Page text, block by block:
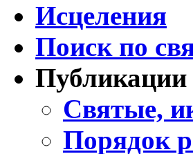
Исцеления
Поиск по
Публикации
Святые,
Порядок